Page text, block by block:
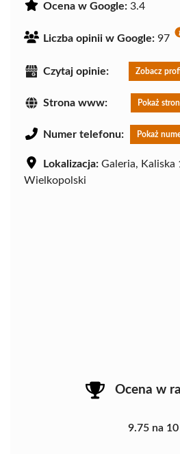
Ocena w Google: 3.4
Liczba opinii w Google: 97
Czytaj opinie: Zobacz
Strona www: Pokaż
Numer telefonu: Pokaż
Lokalizacja: Galeria,
Wielkopolski
Ocena w
9.75 na 10